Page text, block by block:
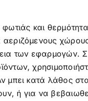
και
των
μπει κατά λάθος
ή για να